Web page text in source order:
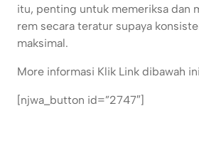
itu, penting untuk memeriksa dan
rem secara teratur supaya
maksimal.
More informasi Klik Link dibawah
[njwa_button id=”2747″]